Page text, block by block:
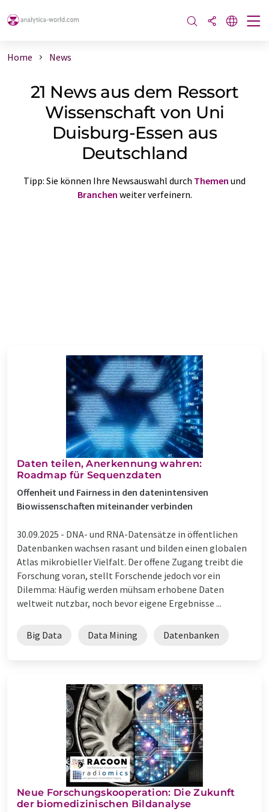
Home News
21 News aus dem Ressort
Wissenschaft von Uni
Duisburg-Essen aus
Deutschland
Tipp: Sie können Ihre Newsauswahl durch Themen und
Branchen weiter verfeinern.
Daten teilen, Anerkennung wahren:
Roadmap für Sequenzdaten
Offenheit und Fairness in den datenintensiven
Biowissenschaften miteinander verbinden
30.09.2025 - DNA- und RNA-Datensätze in öffentlichen
Datenbanken wachsen rasant und bilden einen globalen
Atlas mikrobieller Vielfalt. Der offene Zugang treibt die
Forschung voran, stellt Forschende jedoch vor ein
Dilemma: Häufig werden mühsam erhobene Daten
weltweit nutzbar, noch bevor eigene Ergebnisse ...
Big Data Data Mining Datenbanken
Neue Forschungskooperation: Die Zukunft
der biomedizinischen Bildanalyse